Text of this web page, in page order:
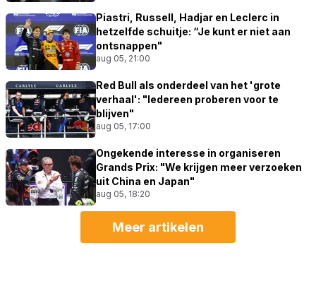
Piastri, Russell, Hadjar en Leclerc in
hetzelfde schuitje: “Je kunt er niet aan
ontsnappen"
aug 05, 21:00
Red Bull als onderdeel van het 'grote
verhaal': "Iedereen proberen voor te
blijven"
aug 05, 17:00
Ongekende interesse in organiseren
Grands Prix: "We krijgen meer verzoeken
uit China en Japan"
aug 05, 18:20
Meer artikelen